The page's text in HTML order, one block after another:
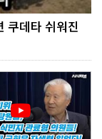
쿠데타 쉬워진